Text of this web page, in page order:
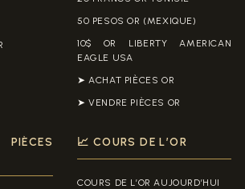
50 PESOS OR (MEXIQUE)
10$ OR LIBERTY AMERICAN
EAGLE USA
➤ ACHAT PIÈCES OR
➤ VENDRE PIÈCES OR
📈 COURS DE L’OR
COURS DE L’OR AUJOURD’HUI